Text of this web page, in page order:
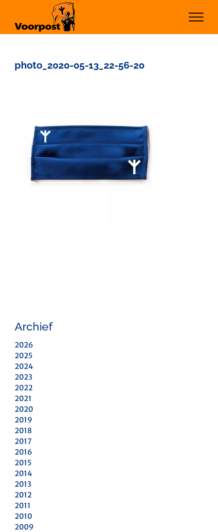
inhoud
photo_2020-05-13_22-56-20
Archief
2026
2025
2024
2023
2022
2021
2020
2019
2018
2017
2016
2015
2014
2013
2012
2011
2010
2009